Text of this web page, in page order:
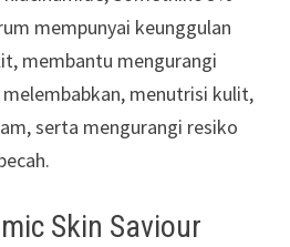
mempunyai keunggulan
membantu mengurangi
menutrisi kulit,
serta mengurangi resiko
Skin Saviour